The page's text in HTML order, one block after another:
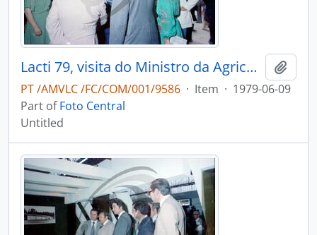
Lacti 79, visita do Ministro da Agricultura e Pescas e do Governador Civil de Aveiro
PT /AMVLC /FC/COM/001/9586 · Item · 1979-06-09
Part ofFoto Central
Untitled